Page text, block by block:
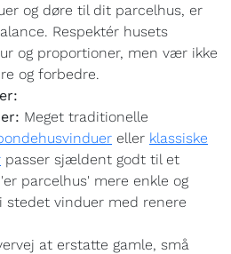
og døre til dit parcelhus, er
Respektér husets
og proportioner, men vær ikke
og forbedre.
Meget traditionelle
eller klassiske
passer sjældent godt til et
parcelhus' mere enkle og
stedet vinduer med renere
at erstatte gamle, små